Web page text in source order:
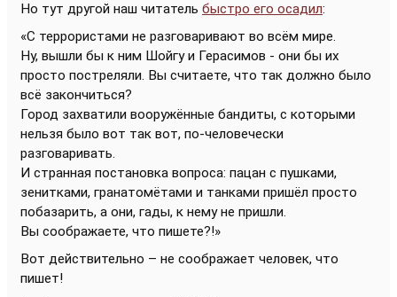
Но тут другой наш читатель быстро его осадил:
«С террористами не разговаривают во всём мире.
Ну, вышли бы к ним Шойгу и Герасимов - они бы их
просто постреляли. Вы считаете, что так должно было
всё закончиться?
Город захватили вооружённые бандиты, с которыми
нельзя было вот так вот, по-человечески
разговаривать.
И странная постановка вопроса: пацан с пушками,
зенитками, гранатомётами и танками пришёл просто
побазарить, а они, гады, к нему не пришли.
Вы соображаете, что пишете?!»
Вот действительно – не соображает человек, что
пишет!